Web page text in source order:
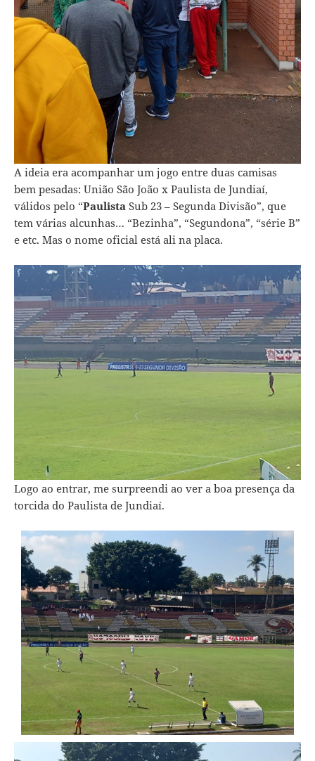
A ideia era acompanhar um jogo entre duas camisas
bem pesadas: União São João x Paulista de Jundiaí,
válidos pelo “Paulista Sub 23 – Segunda Divisão”, que
tem várias alcunhas… “Bezinha”, “Segundona”, “série B”
e etc. Mas o nome oficial está ali na placa.
Logo ao entrar, me surpreendi ao ver a boa presença da
torcida do Paulista de Jundiaí.